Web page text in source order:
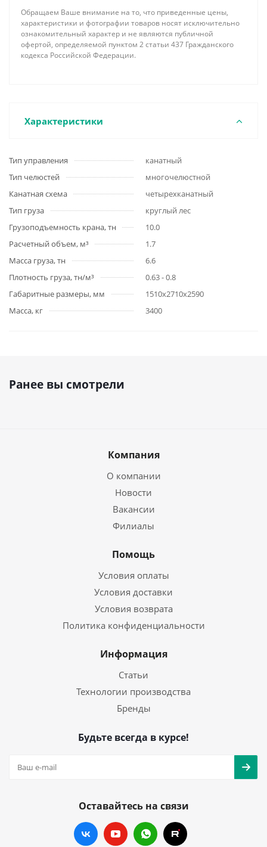
Обращаем Ваше внимание на то, что приведенные цены,
характеристики и фотографии товаров носят исключительно
ознакомительный характер и не являются публичной
офертой, определяемой пунктом 2 статьи 437 Гражданского
кодекса Российской Федерации.
Характеристики
Тип управления
канатный
Тип челюстей
многочелюстной
Канатная схема
четырехканатный
Тип груза
круглый лес
Грузоподъемность крана, тн
10.0
Расчетный объем, м³
1.7
Масса груза, тн
6.6
Плотность груза, тн/м³
0.63 - 0.8
Габаритные размеры, мм
1510х2710х2590
Масса, кг
3400
Ранее вы смотрели
Компания
О компании
Новости
Вакансии
Филиалы
Помощь
Условия оплаты
Условия доставки
Условия возврата
Политика конфиденциальности
Информация
Статьи
Технологии производства
Бренды
Будьте всегда в курсе!
Оставайтесь на связи